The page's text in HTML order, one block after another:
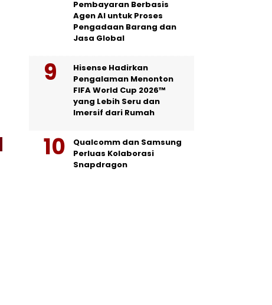
Pembayaran Berbasis
Agen AI untuk Proses
Pengadaan Barang dan
Jasa Global
Hisense Hadirkan
Pengalaman Menonton
FIFA World Cup 2026™
yang Lebih Seru dan
Imersif dari Rumah
Qualcomm dan Samsung
Perluas Kolaborasi
Snapdragon